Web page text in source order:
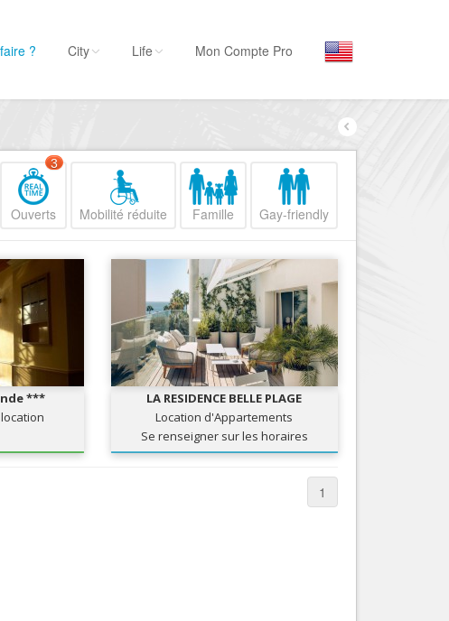
?
Hôtels, ...
Visiter
Restaurants, ...
Commerces
Mode, ...
Loisirs
Plages, sports, ...
Services
Tourisme, ...
City Life Mon Compte Pro
Ouverts
3
Mobilité réduite Famille Gay-friendly
***
LA RESIDENCE BELLE PLAGE
Location d'Appartements
Se renseigner sur les horaires
1